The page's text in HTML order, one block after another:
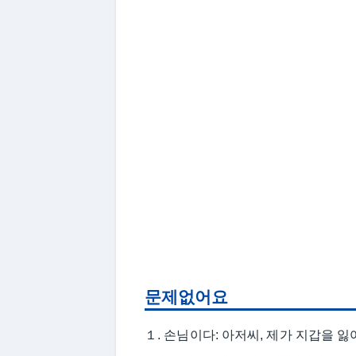
문제없어요
１. 손님이다: 아저씨, 제가 지갑을 잃